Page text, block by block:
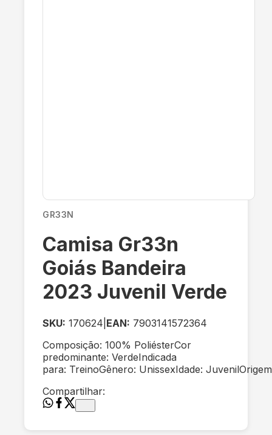
GR33N
Camisa Gr33n
Goiás Bandeira
2023 Juvenil Verde
SKU: 170624 EAN: 7903141572364
Composição: 100% PoliésterCor
predominante: VerdeIndicada
para: TreinoGênero: UnissexIdade:
Compartilhar: